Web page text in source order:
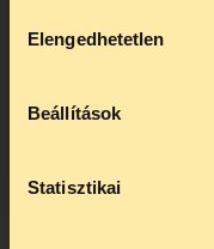
kiválasztása
Elengedhetetlen
Beállítások
Statisztikai
hogytelefonos
telefonos
kedden, 13 és
alatt is elér